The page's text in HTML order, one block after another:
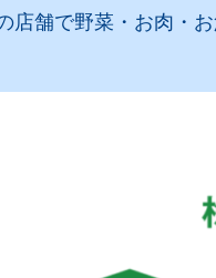
店舗で野菜・お肉・